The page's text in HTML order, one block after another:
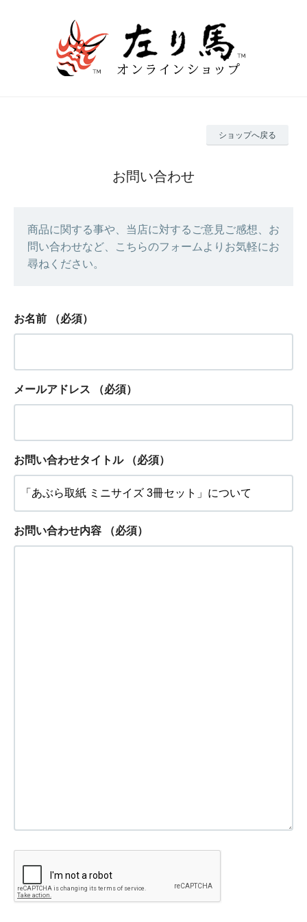
ショップへ戻る
お問い合わせ
商品に関する事や、当店に対するご意見ご感想、お
問い合わせなど、こちらのフォームよりお気軽にお
尋ねください。
お名前 （必須）
メールアドレス （必須）
お問い合わせタイトル （必須）
お問い合わせ内容 （必須）